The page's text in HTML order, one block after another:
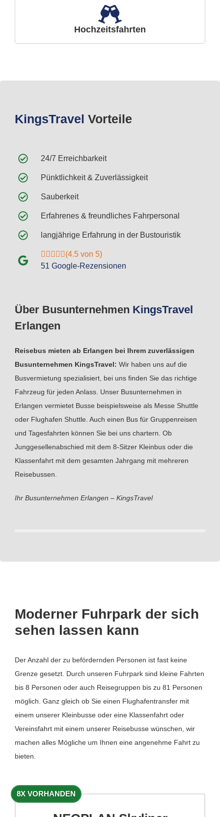
Hochzeitsfahrten
Über Busunternehmen KingsTravel
Erlangen
Reisebus mieten ab Erlangen bei Ihrem zuverlässigen
Busunternehmen KingsTravel: Wir haben uns auf die
Busvermietung spezialisiert, bei uns finden Sie das richtige
Fahrzeug für jeden Anlass. Unser Busunternehmen in
Erlangen vermietet Busse beispielsweise als Messe Shuttle
oder Flughafen Shuttle. Auch einen Bus für Gruppenreisen
und Tagesfahrten können Sie bei uns chartern. Ob
Junggesellenabschied mit dem 8-Sitzer Kleinbus oder die
Klassenfahrt mit dem gesamten Jahrgang mit mehreren
Reisebussen.
Ihr Busunternehmen Erlangen – KingsTravel
KingsTravel Vorteile
24/7 Erreichbarkeit
Pünktlichkeit & Zuverlässigkeit
Sauberkeit
Erfahrenes & freundliches Fahrpersonal
langjährige Erfahrung in der Bustouristik
(4.5 von 5)
51 Google-Rezensionen
Moderner Fuhrpark der sich
sehen lassen kann
Der Anzahl der zu befördernden Personen ist fast keine
Grenze gesetzt. Durch unseren Fuhrpark sind kleine Fahrten
bis 8 Personen oder auch Reisegruppen bis zu 81 Personen
möglich. Ganz gleich ob Sie einen Flughafentransfer mit
einem unserer Kleinbusse oder eine Klassenfahrt oder
Vereinsfahrt mit einem unserer Reisebusse wünschen, wir
machen alles Mögliche um Ihnen eine angenehme Fahrt zu
bieten.
8X VORHANDEN